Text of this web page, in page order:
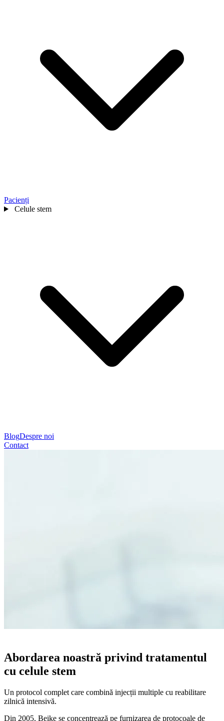
Pacienți
Celule stem
BlogDespre noi
Contact
Abordarea noastră privind tratamentul
cu celule stem
Un protocol complet care combină injecții multiple cu reabilitare
zilnică intensivă.
Din 2005, Beike se concentrează pe furnizarea de protocoale de